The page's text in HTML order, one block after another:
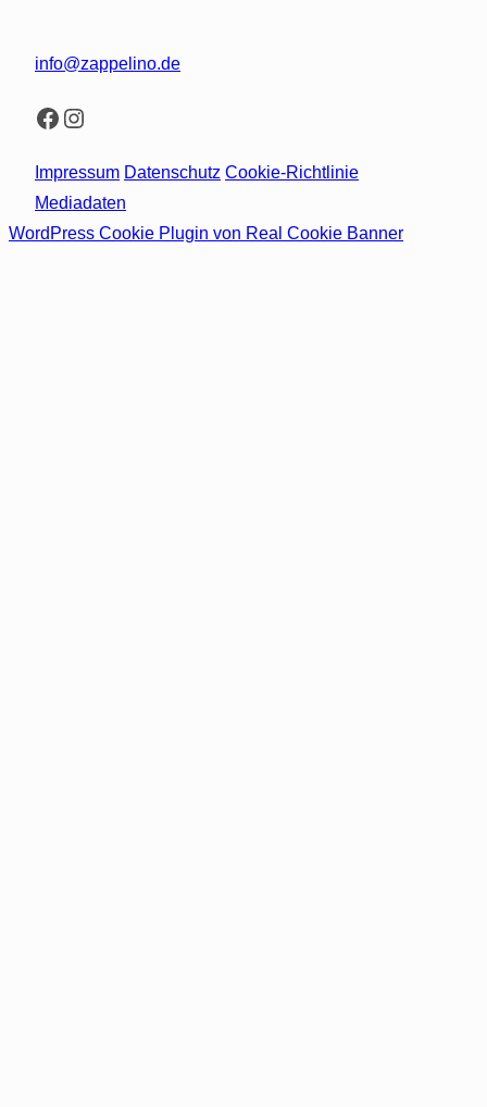
info@zappelino.de
Facebook
Instagram
Impressum Datenschutz Cookie-Richtlinie
Mediadaten
WordPress Cookie Plugin von Real Cookie Banner